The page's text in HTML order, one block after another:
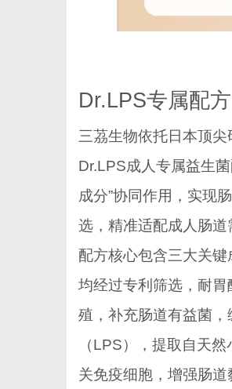
Dr.LPS专属配
三茘生物依托日本顶
Dr.LPS成人专属益生
成分”协同作用，实现
选，精准适配成人肠道
配方核心包含三大关
均经过专利筛选，耐
殖，补充肠道有益菌
（LPS），提取自天
关免疫细胞，增强肠